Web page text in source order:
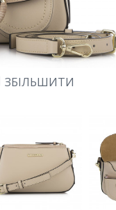
ЗБІЛЬШИТИ